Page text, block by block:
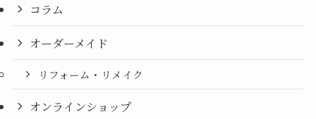
コラム
オーダーメイド
リフォーム・リメイク
オンラインショップ